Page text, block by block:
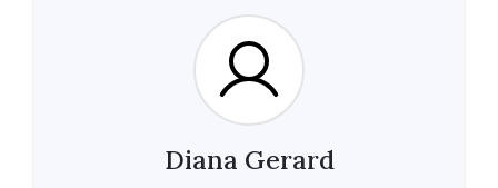
Diana Gerard